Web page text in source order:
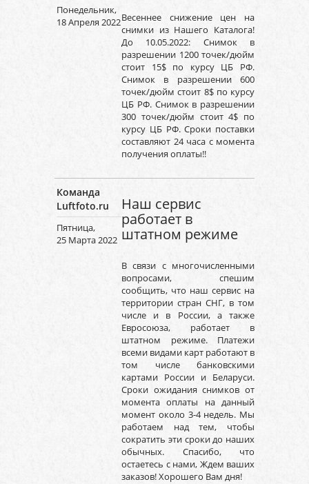
Понедельник,
18 Апреля 2022Весеннее снижение цен на
снимки из Нашего Каталога!
До 10.05.2022: Снимок в
разрешении 1200 точек/дюйм
стоит 15$ по курсу ЦБ РФ.
Снимок в разрешении 600
точек/дюйм стоит 8$ по курсу
ЦБ РФ. Снимок в разрешении
300 точек/дюйм стоит 4$ по
курсу ЦБ РФ. Сроки поставки
составляют 24 часа с момента
получения оплаты!!
Команда
Luftfoto.ru
Пятница,
25 Марта 2022
Наш сервис
работает в
штатном режиме
В связи с многочисленными
вопросами, спешим
сообщить, что наш сервис на
территории стран СНГ, в том
числе и в России, а также
Евросоюза, работает в
штатном режиме. Платежи
всеми видами карт работают в
том числе банковскими
картами России и Беларуси.
Сроки ожидания снимков от
момента оплаты на данный
момент около 3-4 недель. Мы
работаем над тем, чтобы
сократить эти сроки до наших
обычных. Спасибо, что
остаетесь с нами, Ждем ваших
заказов! Хорошего Вам дня!